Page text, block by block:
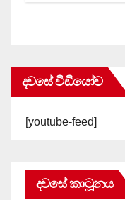
දවසේ වීඩියෝව
[youtube-feed]
දවසේ කාටූනය